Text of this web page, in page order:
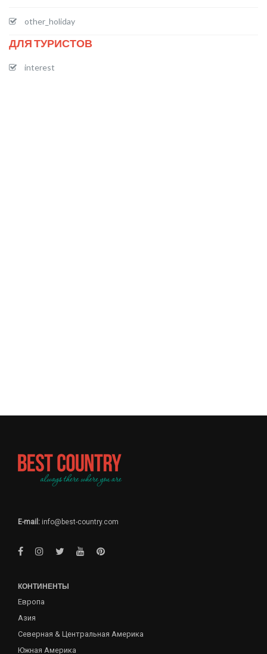
other_holiday
ДЛЯ ТУРИСТОВ
interest
E-mail: info@best-country.com
КОНТИНЕНТЫ
Европа
Азия
Северная & Центральная Америка
Южная Америка